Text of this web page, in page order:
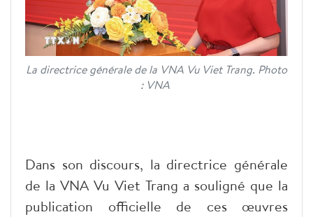
La directrice générale de la VNA Vu Viet Trang. Photo
: VNA
Dans son discours, la directrice générale
de la VNA Vu Viet Trang a souligné que la
publication officielle de ces œuvres